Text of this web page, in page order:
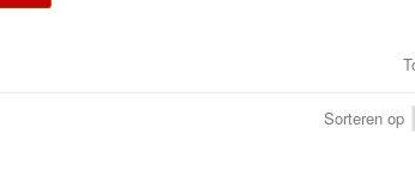
Sorteren op